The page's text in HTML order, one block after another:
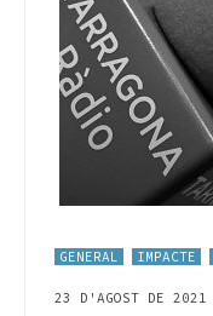
GENERAL IMPACTE
23 D'AGOST DE 2021